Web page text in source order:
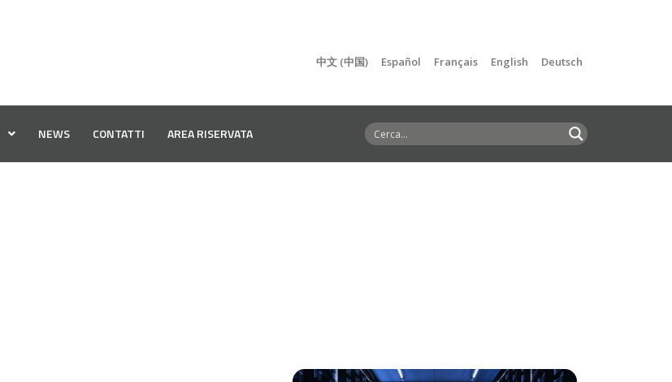
中文 (中国) Español Français English Deutsch
NEWS CONTATTI AREA RISERVATA